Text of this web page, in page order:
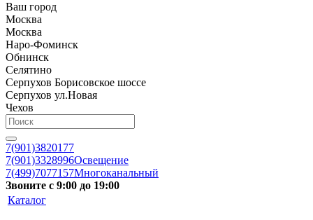
Ваш город
Москва
Москва
Наро-Фоминск
Обнинск
Селятино
Серпухов Борисовское шоссе
Серпухов ул.Новая
Чехов
7(901)3820177
7(901)3328996Освещение
7(499)7077157Многоканальный
Звоните с 9:00 до 19:00
Каталог